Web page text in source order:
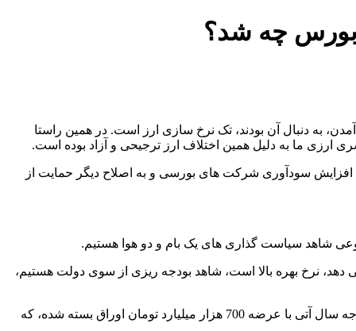
بورس چه شد؟
به دنبال آن بودند، تک نرخ سازی ارز است. در همین راستا
ارزی ما به دلیل همین اختلاف ارز ترجیحی و آزاد بوده است.
افزایش سودآوری شرکت های بورسی و به اصلاح دیگر حمایت از
شاهد سیاست گذاری های یک بام و دو هوا هستیم.
دهد، نرخ بهره بالا است، شاهد بودجه ریزی از سوی دولت هستیم،
این در حالی است که وزیر اقتصاد برغم اینکه مدام از کاهش نرخ بهره سخن می گوید و در مصاحبه ای مختلف بر این موضوع تاکید کرده، بودجه سال آتی با عرضه 700 هزار میلیارد تومان اوراق بسته شده، که